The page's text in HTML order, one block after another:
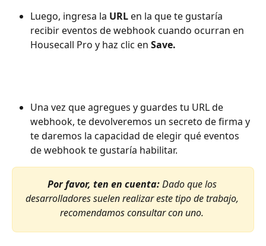
Luego, ingresa la URL en la que te gustaría
recibir eventos de webhook cuando ocurran en
Housecall Pro y haz clic en Save.
Una vez que agregues y guardes tu URL de
webhook, te devolveremos un secreto de firma y
te daremos la capacidad de elegir qué eventos
de webhook te gustaría habilitar.
Por favor, ten en cuenta: Dado que los
desarrolladores suelen realizar este tipo de trabajo,
recomendamos consultar con uno.